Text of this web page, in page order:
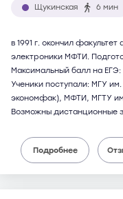
Щукинская 6 мин
в 1991 г. окончил
электроники МФТИ.
Максимальный балл на
Ученики поступали: МГУ
экономфак), МФТИ, МГТУ
Возможны дистанционные
Подробнее